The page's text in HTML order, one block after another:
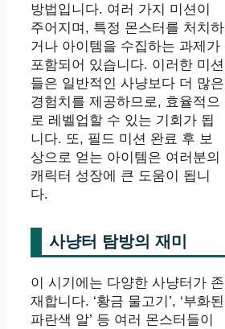
방법입니다. 여러 가지 미션이
주어지며, 특정 몬스터를 처치하
거나 아이템을 수집하는 과제가
포함되어 있습니다. 이러한 미션
들은 일반적인 사냥보다 더 많은
경험치를 제공하므로, 효율적으
로 레벨업할 수 있는 기회가 됩
니다. 또, 필드 미션 완료 후 보
상으로 얻는 아이템은 여러분의
캐릭터 성장에 큰 도움이 됩니
다.
사냥터 탐방의 재미
이 시기에는 다양한 사냥터가 존
재합니다. ‘황금 물고기’, ‘부화된
파란색 알’ 등 여러 몬스터들이